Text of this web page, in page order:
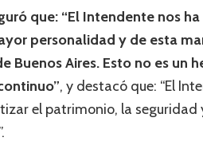
que: “El Intendente nos
personalidad y de esta
Aires. Esto no es un
, y destacó que: “El
el patrimonio, la seguridad